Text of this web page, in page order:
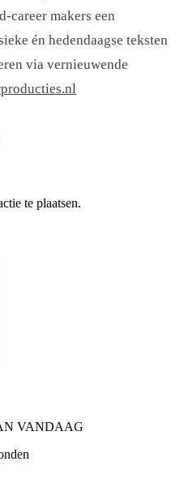
career makers een
én hedendaagse teksten
via vernieuwende
te plaatsen.
VANDAAG